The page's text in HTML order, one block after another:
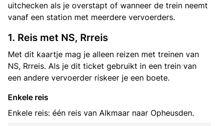
uitchecken als je overstapt of wanneer de trein neemt
vanaf een station met meerdere vervoerders.
1. Reis met NS, Rrreis
Met dit kaartje mag je alleen reizen met treinen van
NS, Rrreis. Als je dit ticket gebruikt in een trein van
een andere vervoerder riskeer je een boete.
Enkele reis
Enkele reis: één reis van Alkmaar naar Opheusden.